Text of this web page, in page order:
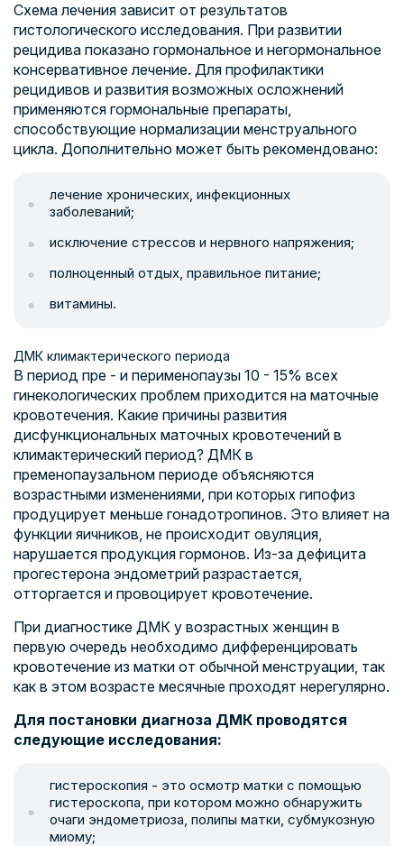
Схема лечения зависит от результатов
гистологического исследования. При развитии
рецидива показано гормональное и негормональное
консервативное лечение. Для профилактики
рецидивов и развития возможных осложнений
применяются гормональные препараты,
способствующие нормализации менструального
цикла. Дополнительно может быть рекомендовано:
лечение хронических, инфекционных
заболеваний;
исключение стрессов и нервного напряжения;
полноценный отдых, правильное питание;
витамины.
ДМК климактерического периода
В период пре - и перименопаузы 10 - 15% всех
гинекологических проблем приходится на маточные
кровотечения. Какие причины развития
дисфункциональных маточных кровотечений в
климактерический период? ДМК в
пременопаузальном периоде объясняются
возрастными изменениями, при которых гипофиз
продуцирует меньше гонадотропинов. Это влияет на
функции яичников, не происходит овуляция,
нарушается продукция гормонов. Из-за дефицита
прогестерона эндометрий разрастается,
отторгается и провоцирует кровотечение.
При диагностике ДМК у возрастных женщин в
первую очередь необходимо дифференцировать
кровотечение из матки от обычной менструации, так
как в этом возрасте месячные проходят нерегулярно.
Для постановки диагноза ДМК проводятся
следующие исследования:
гистероскопия - это осмотр матки с помощью
гистероскопа, при котором можно обнаружить
очаги эндометриоза, полипы матки, субмукозную
миому;